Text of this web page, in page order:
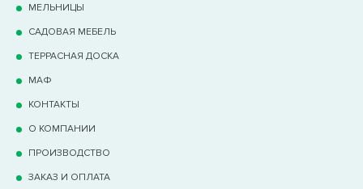
МЕЛЬНИЦЫ
САДОВАЯ МЕБЕЛЬ
ТЕРРАCНАЯ ДОСКА
МАФ
КОНТАКТЫ
О КОМПАНИИ
ПРОИЗВОДСТВО
ЗАКАЗ И ОПЛАТА